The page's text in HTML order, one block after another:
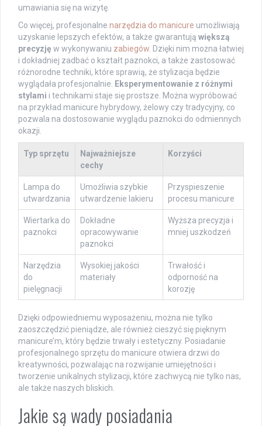
umawiania się na wizytę.
Co więcej, profesjonalne narzędzia do manicure umożliwiają
uzyskanie lepszych efektów, a także gwarantują większą
precyzję w wykonywaniu zabiegów . Dzięki nim można łatwiej
i dokładniej zadbać o kształt paznokci, a także zastosować
różnorodne techniki, które sprawią, że stylizacja będzie
wyglądała profesjonalnie.
Eksperymentowanie z różnymi
stylami i technikami staje się prostsze. Można wypróbować
na przykład manicure hybrydowy, żelowy czy tradycyjny, co
pozwala na dostosowanie wyglądu paznokci do odmiennych
okazji.
Typ sprzętu
Najważniejsze
cechy
Korzyści
Lampa do
utwardzania
Umożliwia szybkie
utwardzenie lakieru
Przyspieszenie
procesu manicure
Wiertarka do
paznokci
Dokładne
opracowywanie
paznokci
Wyższa precyzja i
mniej uszkodzeń
Narzędzia
do
pielęgnacji
Wysokiej jakości
materiały
Trwałość i
odporność na
korozję
Dzięki odpowiedniemu wyposażeniu, można nie tylko
zaoszczędzić pieniądze, ale również cieszyć się pięknym
manicure’m, który będzie trwały i estetyczny. Posiadanie
profesjonalnego sprzętu do manicure otwiera drzwi do
kreatywności, pozwalając na rozwijanie umiejętności i
tworzenie unikalnych stylizacji, które zachwycą nie tylko nas,
ale także naszych bliskich.
Jakie są wady posiadania